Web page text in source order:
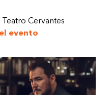
Teatro Cervantes
evento